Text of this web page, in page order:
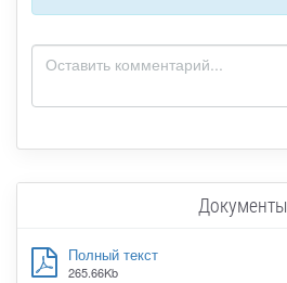
Документы
Полный текст
265.66Kb